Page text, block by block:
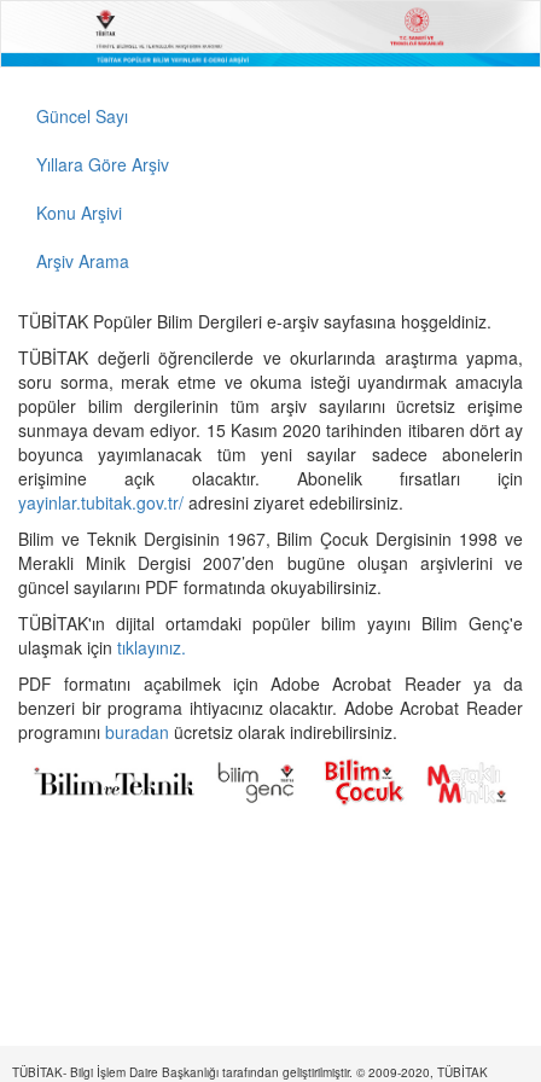
Güncel Sayı
Yıllara Göre Arşiv
Konu Arşivi
Arşiv Arama
TÜBİTAK Popüler Bilim Dergileri e-arşiv sayfasına hoşgeldiniz.
TÜBİTAK değerli öğrencilerde ve okurlarında araştırma yapma,
soru sorma, merak etme ve okuma isteği uyandırmak amacıyla
popüler bilim dergilerinin tüm arşiv sayılarını ücretsiz erişime
sunmaya devam ediyor. 15 Kasım 2020 tarihinden itibaren dört ay
boyunca yayımlanacak tüm yeni sayılar sadece abonelerin
erişimine açık olacaktır. Abonelik fırsatları için
yayinlar.tubitak.gov.tr/ adresini ziyaret edebilirsiniz.
Bilim ve Teknik Dergisinin 1967, Bilim Çocuk Dergisinin 1998 ve
Merakli Minik Dergisi 2007’den bugüne oluşan arşivlerini ve
güncel sayılarını PDF formatında okuyabilirsiniz.
TÜBİTAK'ın dijital ortamdaki popüler bilim yayını Bilim Genç'e
ulaşmak için tıklayınız.
PDF formatını açabilmek için Adobe Acrobat Reader ya da
benzeri bir programa ihtiyacınız olacaktır. Adobe Acrobat Reader
programını buradan ücretsiz olarak indirebilirsiniz.
TÜBİTAK- Bilgi İşlem Daire Başkanlığı tarafından geliştirilmiştir. © 2009-2020, TÜBİTAK